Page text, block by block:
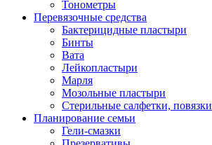
Тонометры
Перевязочные средства
Бактерицидные пластыри
Бинты
Вата
Лейкопластыри
Марля
Мозольные пластыри
Стерильные салфетки, повязки
Планирование семьи
Гели-смазки